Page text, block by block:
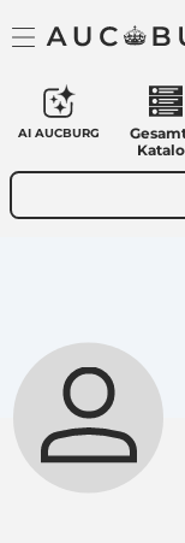
AI AUCBURG